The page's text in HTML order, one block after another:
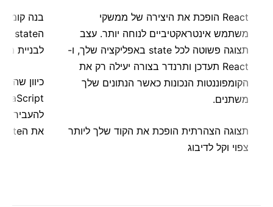
React הופכת את היצירה של ממשקי
משתמש אינטראקטיביים לנוחה יותר. עצב
תצוגה פשוטה לכל state באפליקציה שלך, ו-
React תעדכן ותרנדר בצורה יעילה רק את
הקומפוננטות הנכונות כאשר הנתונים שלך
משתנים.
תצוגה הצהרתית הופכת את הקוד שלך ליותר
צפוי וקל לדיבוג
בנה
לבניית
כיוון
להעביר
את הstate מחוץ לDOM.